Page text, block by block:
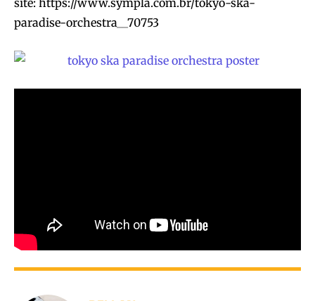
site: https://www.sympla.com.br/tokyo-ska-
paradise-orchestra__70753